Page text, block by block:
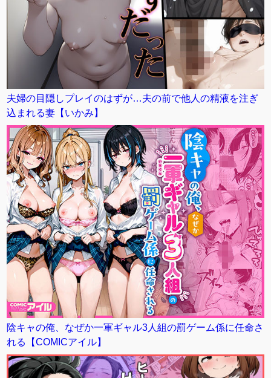
夫婦の目隠しプレイのはずが…夫の前で他人の精液を注ぎ
込まれる妻【いかみ】
陰キャの俺、なぜか一軍ギャル3人組の罰ゲーム係に任命さ
れる【COMICアイル】